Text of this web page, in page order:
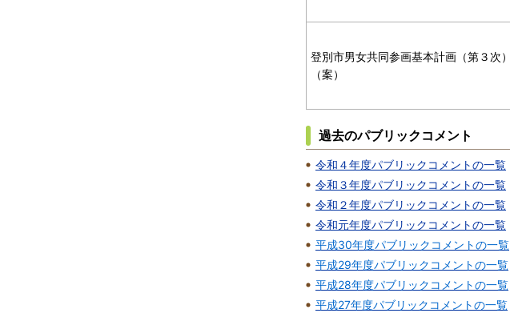
登別市男女共同参画基本計画（第３次）
（案）
過去のパブリックコメント
令和４年度パブリックコメントの一覧
令和３年度パブリックコメントの一覧
令和２年度パブリックコメントの一覧
令和元年度パブリックコメントの一覧
平成30年度パブリックコメントの一覧
平成29年度パブリックコメントの一覧
平成28年度パブリックコメントの一覧
平成27年度パブリックコメントの一覧